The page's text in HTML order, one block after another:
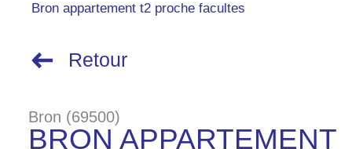
Bron appartement t2 proche facultes
Retour
Bron (69500)
BRON APPARTEMENT